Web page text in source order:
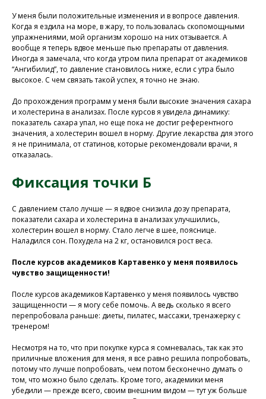
У меня были положительные изменения и в вопросе давления.
Когда я ездила на море, в жару, то пользовалась скопомощными
упражнениями, мой организм хорошо на них отзывается. А
вообще я теперь вдвое меньше пью препараты от давления.
Иногда я замечала, что когда утром пила препарат от академиков
“Ангибилид”, то давление становилось ниже, если с утра было
высокое. С чем связать такой успех, я точно не знаю.
До прохождения программ у меня были высокие значения сахара
и холестерина в анализах. После курсов я увидела динамику:
показатель сахара упал, но еще пока не достиг референтного
значения, а холестерин вошел в норму. Другие лекарства для этого
я не принимала, от статинов, которые рекомендовали врачи, я
отказалась.
Фиксация точки Б
С давлением стало лучше — я вдвое снизила дозу препарата,
показатели сахара и холестерина в анализах улучшились,
холестерин вошел в норму. Стало легче в шее, пояснице.
Наладился сон. Похудела на 2 кг, остановился рост веса.
После курсов академиков Картавенко у меня появилось
чувство защищенности!
После курсов академиков Картавенко у меня появилось чувство
защищенности — я могу себе помочь. А ведь сколько я всего
перепробовала раньше: диеты, пилатес, массажи, тренажерку с
тренером!
Несмотря на то, что при покупке курса я сомневалась, так как это
приличные вложения для меня, я все равно решила попробовать,
потому что лучше попробовать, чем потом бесконечно думать о
том, что можно было сделать. Кроме того, академики меня
убедили — прежде всего, своим внешним видом — тут уж больше
Присоединяйтесь к
восстановить здоровье
без лекарств и походов в
поликлинику
У Вас остались вопросы?
Хотите проконсультироваться
с нашим специалистом?
Напишите нам в службу заботы
Программа восстановления здоровья